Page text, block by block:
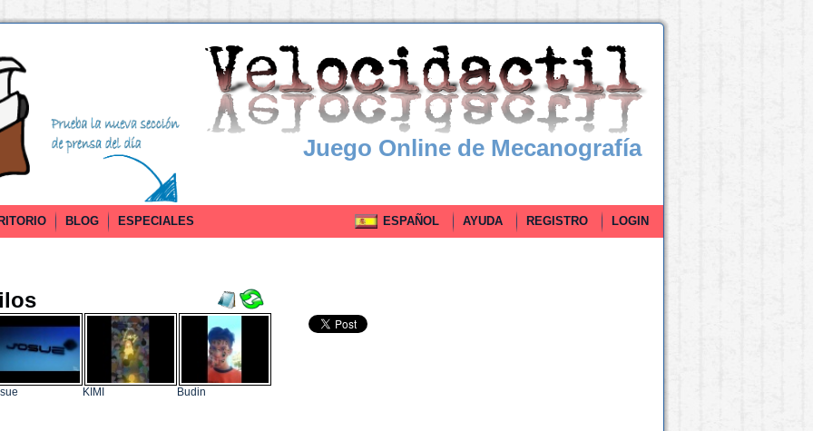
Juego Online de Mecanografía
BLOG ESPECIALES ESPAÑOL AYUDA REGISTRO LOGIN
KIMI Budin